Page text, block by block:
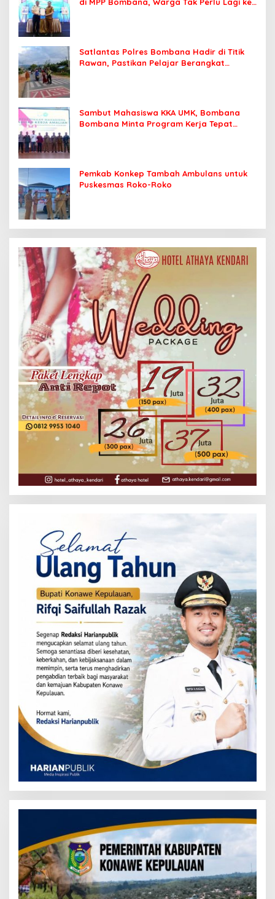
Satlantas Polres Bombana Hadir di Titik
Rawan, Pastikan Pelajar Berangkat
Sambut Mahasiswa KKA UMK, Bombana
Bombana Minta Program Kerja Tepat
Pemkab Konkep Tambah Ambulans untuk
Puskesmas Roko-Roko